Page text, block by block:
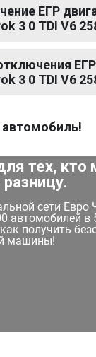
ЕГР
3 0 TDI V6
ЕГР
3 0 TDI V6
автомобиль!
тех, кто
сети Евро
автомобилей в
получить
машины!